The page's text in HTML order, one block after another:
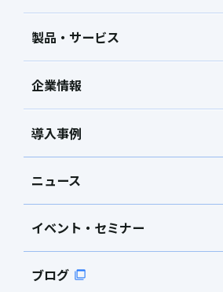
製品・サービス
企業情報
導入事例
ニュース
イベント・セミナー
ブログ